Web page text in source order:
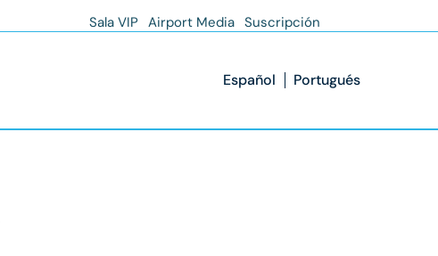
Sala VIP Airport Media Suscripción
Español Portugués